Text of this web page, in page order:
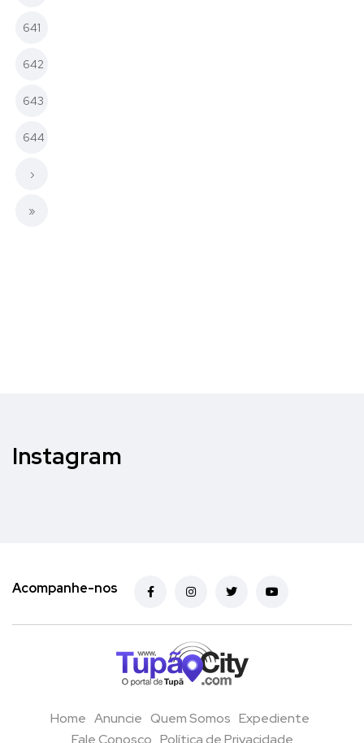
641
642
643
644
›
»
Instagram
Acompanhe-nos
Home Anuncie Quem Somos Expediente